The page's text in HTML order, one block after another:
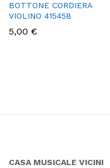
BOTTONE CORDIERA
VIOLINO 415458
5,00 €
CASA MUSICALE VICINI